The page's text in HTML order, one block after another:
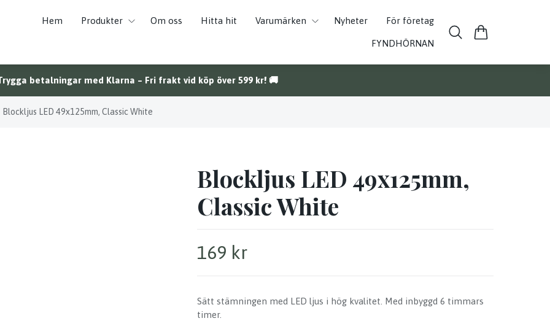
Hem Produkter Om oss Hitta hit Varumärken Nyheter För företag
FYNDHÖRNAN
betalningar med Klarna – Fri frakt vid köp över 599 kr! 🚚
Blockljus LED 49x125mm, Classic White
Blockljus LED 49x125mm,
Classic White
169 kr
Sätt stämningen med LED ljus i hög kvalitet. Med inbyggd 6 timmars
timer.